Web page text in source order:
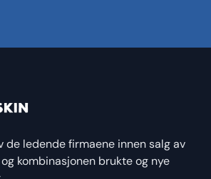
de ledende firmaene innen salg av
kombinasjonen brukte og nye